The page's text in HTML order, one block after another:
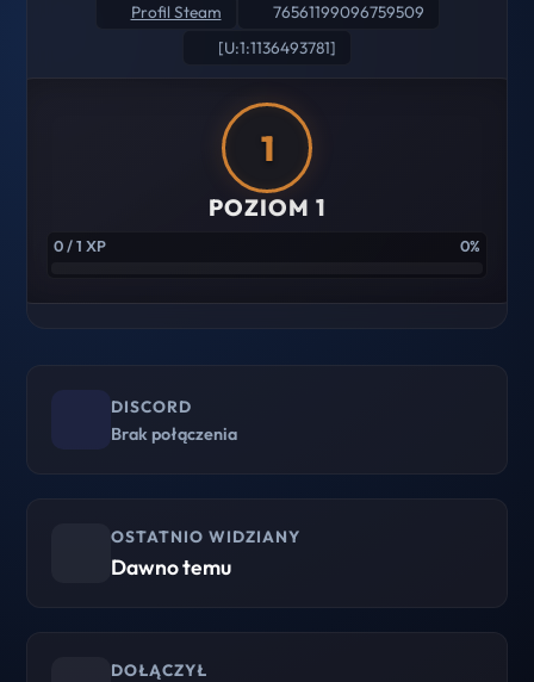
Profil Steam
76561199096759509
[U:1:1136493781]
1
POZIOM 1
0 / 1 XP 0%
DISCORD
Brak połączenia
OSTATNIO WIDZIANY
Dawno temu
DOŁĄCZYŁ